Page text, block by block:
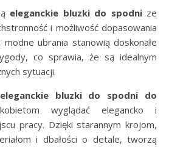
eleganckie bluzki do spodnize
i możliwość dopasowania
ubrania stanowią doskonałe
co sprawia, że są idealnym
sytuacji.
eleganckie bluzki do spodni do
wyglądać elegancko i
pracy. Dzięki starannym krojom,
i dbałości o detale, tworzą